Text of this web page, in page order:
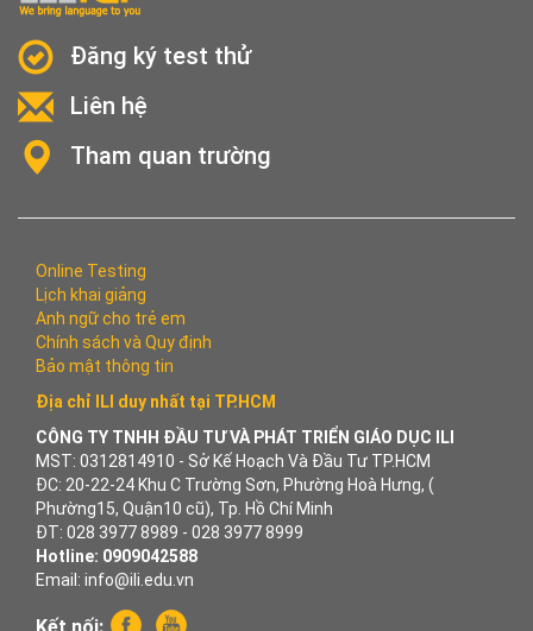
Đăng ký test thử
Liên hệ
Tham quan trường
Online Testing
Lịch khai giảng
Anh ngữ cho trẻ em
Chính sách và Quy định
Bảo mật thông tin
Địa chỉ ILI duy nhất tại TP.HCM
CÔNG TY TNHH ĐẦU TƯ VÀ PHÁT TRIỂN GIÁO DỤC ILI
MST: 0312814910 - Sở Kế Hoạch Và Đầu Tư TP.HCM
ĐC: 20-22-24 Khu C Trường Sơn, Phường Hoà Hưng, (
Phường15, Quận10 cũ), Tp. Hồ Chí Minh
ĐT: 028 3977 8989 - 028 3977 8999
Hotline: 0909042588
Email: info@ili.edu.vn